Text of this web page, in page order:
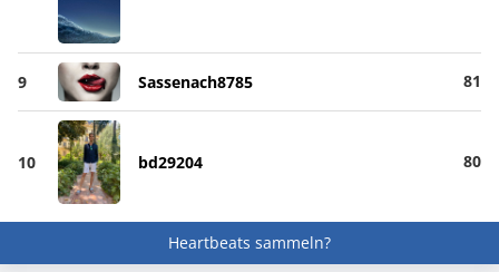
9 Sassenach8785 81
10 bd29204 80
Heartbeats sammeln?